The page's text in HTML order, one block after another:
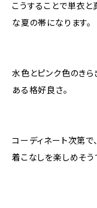
こうすることで単衣
な夏の帯になります。
水色とピンク色のき
ある格好良さ。
コーディネート次第で
着こなしを楽しめそ